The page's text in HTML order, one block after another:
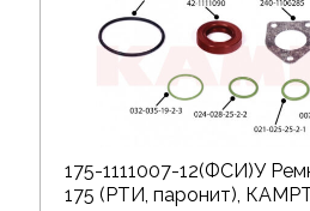
175-1111007-12(ФСИ)У
175 (РТИ, паронит),